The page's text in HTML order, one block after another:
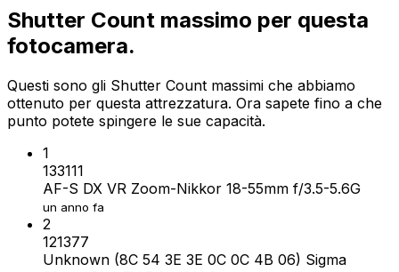
Shutter Count massimo per questa
fotocamera.
Questi sono gli Shutter Count massimi che abbiamo
ottenuto per questa attrezzatura. Ora sapete fino a che
punto potete spingere le sue capacità.
1
133111
AF-S DX VR Zoom-Nikkor 18-55mm f/3.5-5.6G
un anno fa
2
121377
Unknown (8C 54 3E 3E 0C 0C 4B 06) Sigma